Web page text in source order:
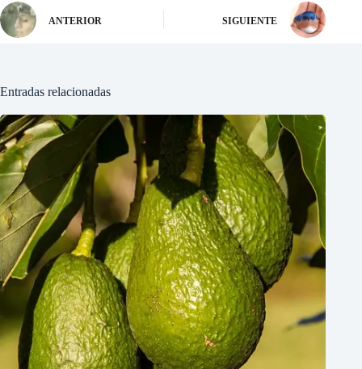
ANTERIOR SIGUIENTE
Entradas relacionadas